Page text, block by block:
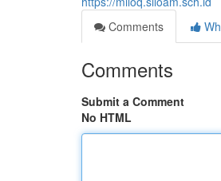
Comments
Comments
Submit a Comment
No HTML